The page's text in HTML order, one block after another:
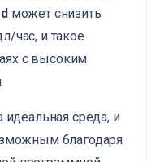
может снизить
час, и такое
с высоким
среда, и
благодаря